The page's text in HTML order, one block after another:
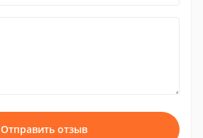
Отправить отзыв